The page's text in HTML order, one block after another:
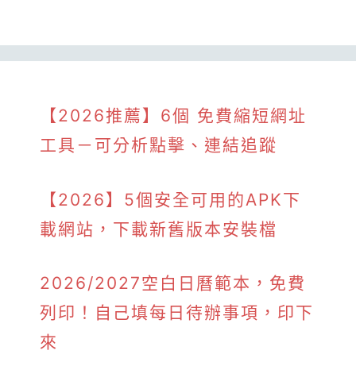
【2026推薦】6個 免費縮短網址
工具－可分析點擊、連結追蹤
【2026】5個安全可用的APK下
載網站，下載新舊版本安裝檔
2026/2027空白日曆範本，免費
列印！自己填每日待辦事項，印下
來